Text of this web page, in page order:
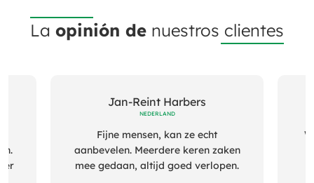
La opinión de nuestros clientes
Jan-Reint Harbers
NEDERLAND
Fijne mensen, kan ze echt
aanbevelen. Meerdere keren zaken
mee gedaan, altijd goed verlopen.